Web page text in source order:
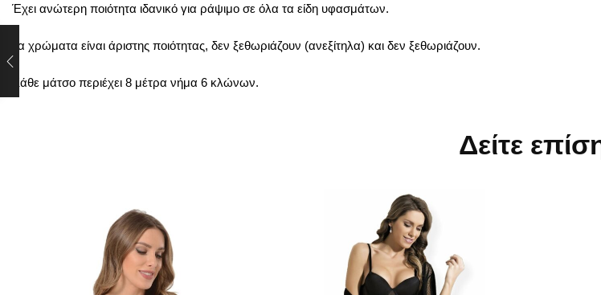
Έχει ανώτερη ποιότητα ιδανικό για ράψιμο σε όλα τα είδη υφασμάτων.
Τα χρώματα είναι άριστης ποιότητας, δεν ξεθωριάζουν (ανεξίτηλα) και δεν ξεθωριάζουν.
Κάθε μάτσο περιέχει 8 μέτρα νήμα 6 κλώνων.
Δείτε